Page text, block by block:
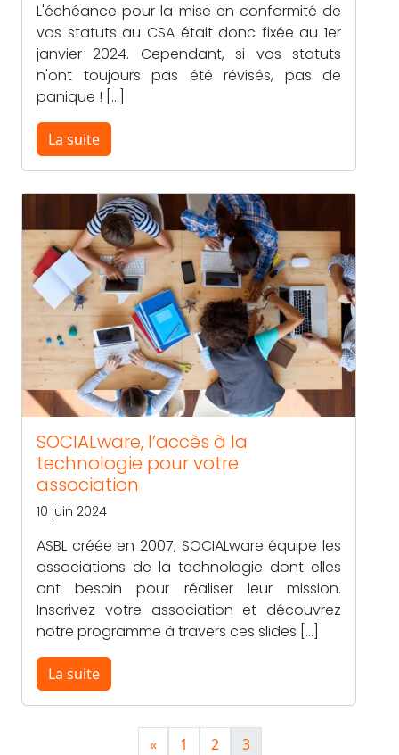
L'échéance pour la mise en conformité de
vos statuts au CSA était donc fixée au 1er
janvier 2024. Cependant, si vos statuts
n'ont toujours pas été révisés, pas de
panique ! […]
La suite
SOCIALware, l’accès à la
technologie pour votre
association
10 juin 2024
ASBL créée en 2007, SOCIALware équipe les
associations de la technologie dont elles
ont besoin pour réaliser leur mission.
Inscrivez votre association et découvrez
notre programme à travers ces slides […]
La suite
« 1 2 3